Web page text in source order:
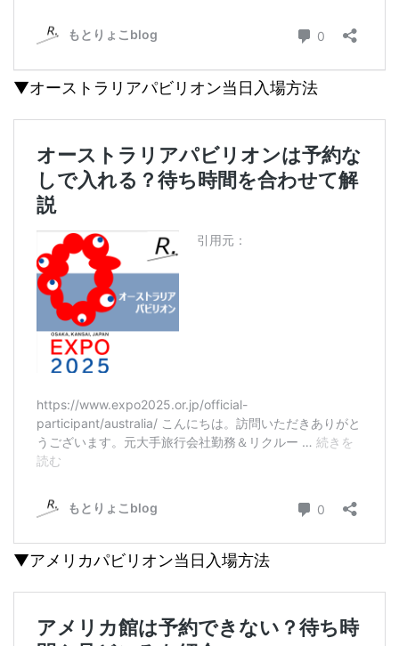
▼オーストラリアパビリオン当日入場方法
▼アメリカパビリオン当日入場方法